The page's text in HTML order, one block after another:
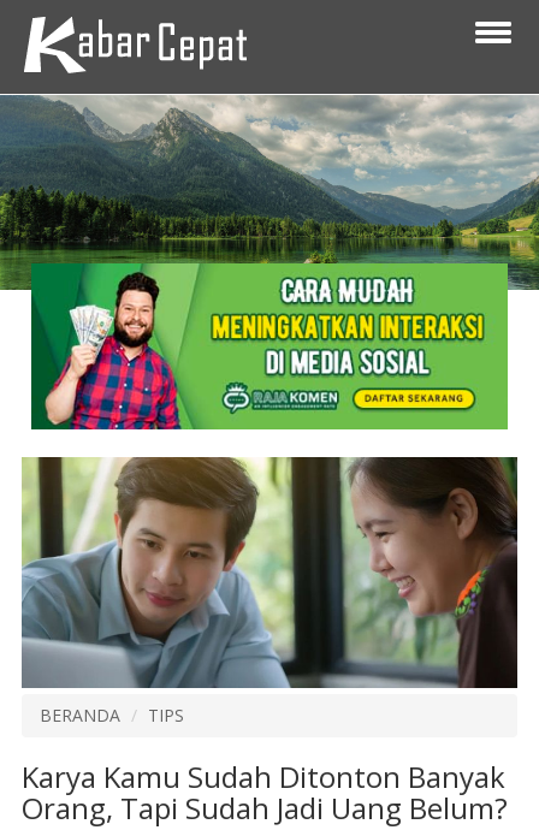
BERANDA TIPS
Karya Kamu Sudah Ditonton Banyak
Orang, Tapi Sudah Jadi Uang Belum?